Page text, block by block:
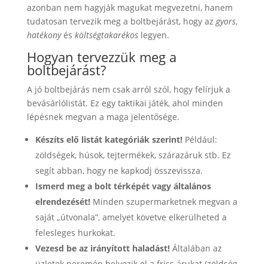
azonban nem hagyják magukat megvezetni, hanem
tudatosan tervezik meg a boltbejárást, hogy azgyors,
hatékonyés költségtakarékoslegyen.
Hogyan tervezzük meg a
boltbejárást?
A jó boltbejárás nem csak arról szól, hogy felírjuk a
bevásárlólistát. Ez egy taktikai játék, ahol minden
lépésnek megvan a maga jelentősége.
Készíts elő listát kategóriák szerint!Például:
zöldségek, húsok, tejtermékek, szárazáruk stb. Ez
segít abban, hogy ne kapkodj összevissza.
Ismerd meg a bolt térképét vagy általános
elrendezését!Minden szupermarketnek megvan a
saját „útvonala”, amelyet követve elkerülheted a
felesleges hurkokat.
Vezesd be az irányított haladást!Általában az